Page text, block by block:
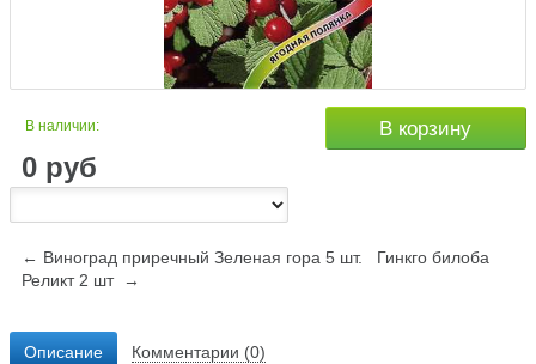
В наличии:
0 руб
В корзину
← Виноград приречный Зеленая гора 5 шт.
Гинкго билоба
Реликт 2 шт →
Описание Комментарии (0)